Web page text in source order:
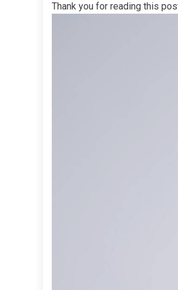
Thank you for reading this